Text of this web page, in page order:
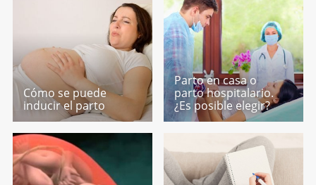
Cómo se puede
inducir el parto
Parto en casa o
parto hospitalario.
¿Es posible elegir?